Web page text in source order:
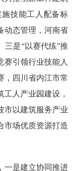
技能工人配备标
动态管理，河南省
三是“以赛代练”推
赛引领行业技能人
，四川省内江市常
人产业园建设，
市以建筑服务产业
市场优质资源打造
一是建立协同推进